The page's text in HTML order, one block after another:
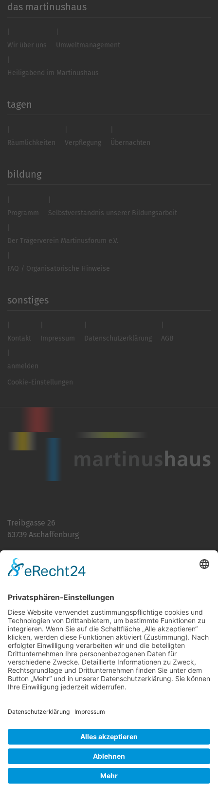
das martinushaus
Wir über uns Umweltmanagement
Heiligabend im Martinushaus
tagen
Räumlichkeiten Verpflegung Übernachten
bildung
Programm Selbstverständnis unserer Bildungsarbeit
Der Trägerverein Martinusforum e.V.
FAQ / Organisatorische Hinweise
sonstiges
Kontakt Impressum Datenschutzerklärung AGB
anmelden
Cookie-Einstellungen
Treibgasse 26
63739 Aschaffenburg
E-Mailinfo@martinushaus.de
Mo?Fr8.30 ? 12.00 Uhr
Mo?Do13.00 ? 16.00 Uhr